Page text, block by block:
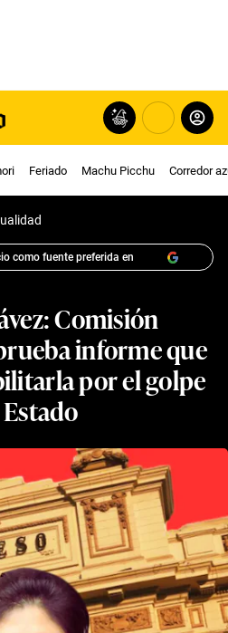
Feriado Machu Picchu Corredor
como fuente preferida en
Comisión
informe que
por el golpe